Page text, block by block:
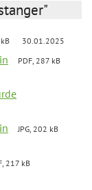
30.01.2025
PDF, 287 kB
JPG, 202 kB
217 kB